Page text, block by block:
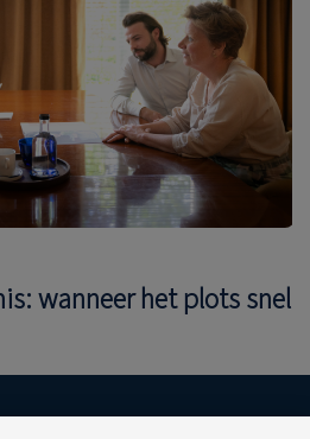
wanneer het plots snel